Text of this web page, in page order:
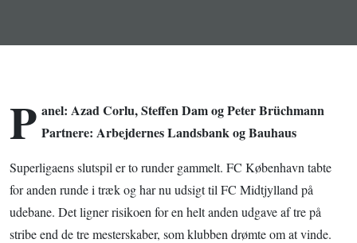
P anel: Azad Corlu, Steffen Dam og Peter Brüchmann
Partnere: Arbejdernes Landsbank og Bauhaus
Superligaens slutspil er to runder gammelt. FC København tabte
for anden runde i træk og har nu udsigt til FC Midtjylland på
udebane. Det ligner risikoen for en helt anden udgave af tre på
stribe end de tre mesterskaber, som klubben drømte om at vinde.